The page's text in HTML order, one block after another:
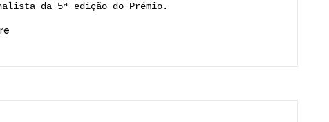
da 5ª edição do Prémio.